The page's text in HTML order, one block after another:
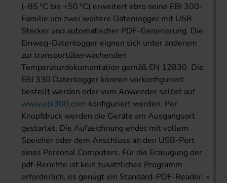
(–85 °C bis +50 °C) erweitert ebro seine EBI 300-
Familie um zwei weitere Datenlogger mit USB-
Stecker und automatischer PDF-Generierung. Die
Einweg-Datenlogger eignen sich unter anderem
zur transportüberwachenden
Temperaturdokumentation gemäß EN 12830. Die
EBI 330 Datenlogger können vorkonfiguriert
bestellt werden oder vom Anwender selbst auf
www.ebi300.com konfiguriert werden. Per
Knopfdruck werden die Geräte am Ausgangsort
gestartet. Die Aufzeichnung endet mit vollem
Speicher oder dem Anschluss an den USB-Port
eines Personal Computers. Für die Erzeugung der
pdf-Berichte ist kein zusätzliches Programm
erforderlich, es genügt ein Standard-PDF-Reader.